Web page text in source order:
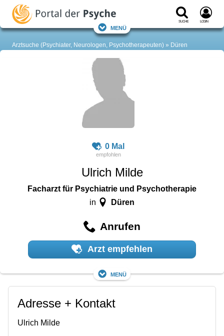
Suche Login
Menü
Arztsuche (Psychiater, Neurologen, Psychotherapeuten) Düren
0 Mal
Ulrich Milde
Facharzt für Psychiatrie und Psychotherapie
in Düren
Anrufen
Arzt empfehlen
Menü
Adresse + Kontakt
Ulrich Milde